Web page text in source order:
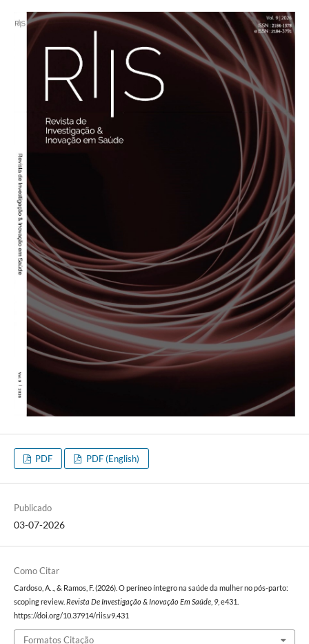
PDF PDF (English)
Publicado
03-07-2026
Como Citar
Cardoso, A. ., & Ramos, F. (2026). O períneo íntegro na saúde da mulher no pós-parto:
scoping review. Revista De Investigação & Inovação Em Saúde, 9, e431.
https://doi.org/10.37914/riis.v9.431
Formatos Citação